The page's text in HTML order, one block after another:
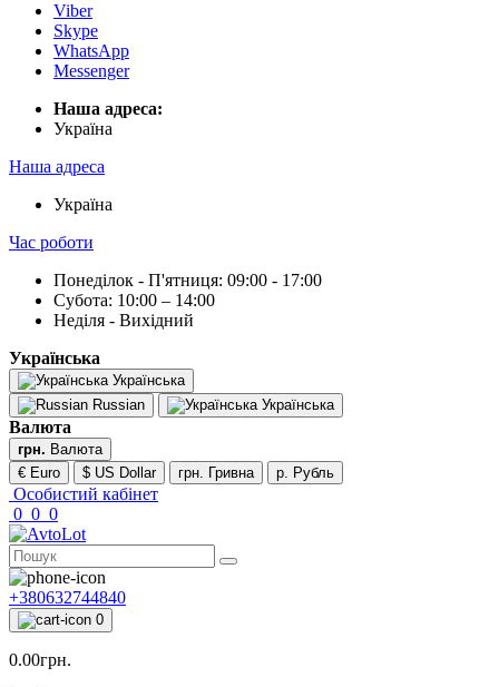
Viber
Skype
WhatsApp
Messenger
Наша адреса:
Українa
Наша адреса
Українa
Час роботи
Понеділок - П'ятниця: 09:00 - 17:00
Субота: 10:00 – 14:00
Неділя - Вихідний
Українська
Українська
Russian
Українська
Валюта
грн. Валюта
€ Euro
$ US Dollar грн. Гривна р. Рубль
Особистий кабінет
0 0 0
+380632744840
0
0.00грн.